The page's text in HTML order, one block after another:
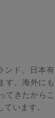
ンド。日本
す。海外に
てきたから
います。